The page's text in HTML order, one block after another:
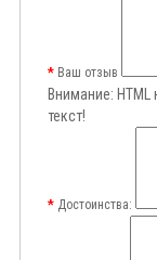
Ваш отзыв
Внимание:
текст!
Достоинства: